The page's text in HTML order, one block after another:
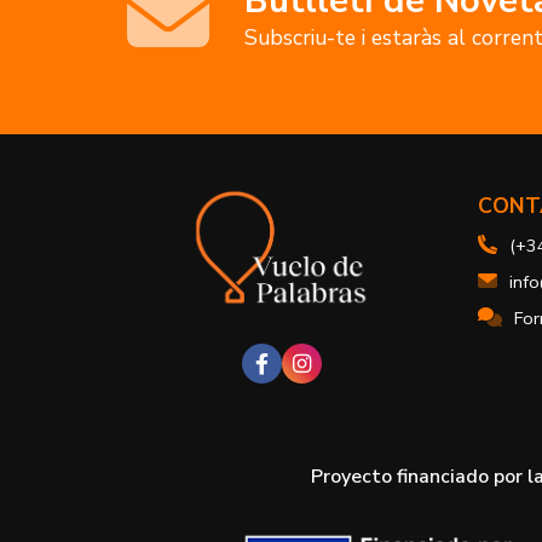
Subscriu-te i estaràs al
Proyecto financiado por